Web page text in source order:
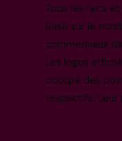
Tous les faits
Basé sur le
commerciaux
Les logos
occupé des
respectifs. Leur